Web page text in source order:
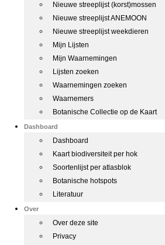
Nieuwe streeplijst (korst)mossen
Nieuwe streeplijst ANEMOON
Nieuwe streeplijst weekdieren
Mijn Lijsten
Mijn Waarnemingen
Lijsten zoeken
Waarnemingen zoeken
Waarnemers
Botanische Collectie op de Kaart
Dashboard
Dashboard
Kaart biodiversiteit per hok
Soortenlijst per atlasblok
Botanische hotspots
Literatuur
Over
Over deze site
Privacy